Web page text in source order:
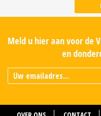
Meld u hier aan voor de
en